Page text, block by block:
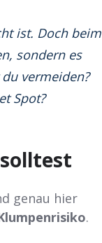
ist. Doch beim
sondern es
vermeiden?
Spot?
genau hier
.